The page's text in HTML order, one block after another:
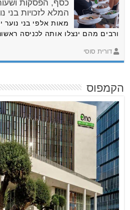
כסף, הפסקות
המלא לזכויות בני
מאות אלפי בני נוער
ורבים מהם ינצלו אותה לכניסה
דורית סוסי
הקמפוס